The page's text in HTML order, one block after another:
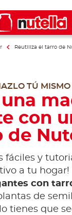
Reutiliza el tarro de
TÚ MISMO
una
con
de
fáciles y
a tu hogar!
con
de
tienes que